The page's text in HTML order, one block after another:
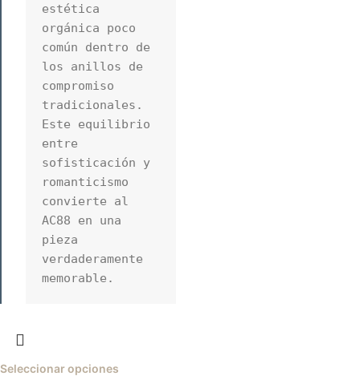
estética
orgánica poco
común dentro de
los anillos de
compromiso
tradicionales.
Este equilibrio
entre
sofisticación y
romanticismo
convierte al
AC88 en una
pieza
verdaderamente
memorable.
Seleccionar opciones